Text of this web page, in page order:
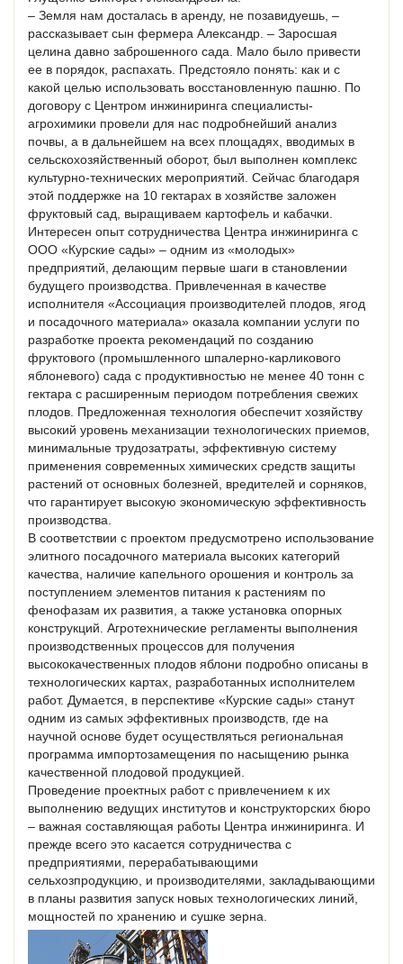
– Земля нам досталась в аренду, не позавидуешь, –
рассказывает сын фермера Александр. – Заросшая
целина давно заброшенного сада. Мало было привести
ее в порядок, распахать. Предстояло понять: как и с
какой целью использовать восстановленную пашню. По
договору с Центром инжиниринга специалисты-
агрохимики провели для нас подробнейший анализ
почвы, а в дальнейшем на всех площадях, вводимых в
сельскохозяйственный оборот, был выполнен комплекс
культурно-технических мероприятий. Сейчас благодаря
этой поддержке на 10 гектарах в хозяйстве заложен
фруктовый сад, выращиваем картофель и кабачки.
Интересен опыт сотрудничества Центра инжиниринга с
ООО «Курские сады» – одним из «молодых»
предприятий, делающим первые шаги в становлении
будущего производства. Привлеченная в качестве
исполнителя «Ассоциация производителей плодов, ягод
и посадочного материала» оказала компании услуги по
разработке проекта рекомендаций по созданию
фруктового (промышленного шпалерно-карликового
яблоневого) сада с продуктивностью не менее 40 тонн с
гектара с расширенным периодом потребления свежих
плодов. Предложенная технология обеспечит хозяйству
высокий уровень механизации технологических приемов,
минимальные трудозатраты, эффективную систему
применения современных химических средств защиты
растений от основных болезней, вредителей и сорняков,
что гарантирует высокую экономическую эффективность
производства.
В соответствии с проектом предусмотрено использование
элитного посадочного материала высоких категорий
качества, наличие капельного орошения и контроль за
поступлением элементов питания к растениям по
фенофазам их развития, а также установка опорных
конструкций. Агротехнические регламенты выполнения
производственных процессов для получения
высококачественных плодов яблони подробно описаны в
технологических картах, разработанных исполнителем
работ. Думается, в перспективе «Курские сады» станут
одним из самых эффективных производств, где на
научной основе будет осуществляться региональная
программа импортозамещения по насыщению рынка
качественной плодовой продукцией.
Проведение проектных работ с привлечением к их
выполнению ведущих институтов и конструкторских бюро
– важная составляющая работы Центра инжиниринга. И
прежде всего это касается сотрудничества с
предприятиями, перерабатывающими
сельхозпродукцию, и производителями, закладывающими
в планы развития запуск новых технологических линий,
мощностей по хранению и сушке зерна.